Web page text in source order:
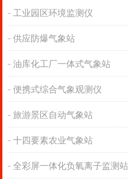
工业园区环境监测仪
供应防爆气象站
油库化工厂一体式气象站
便携式综合气象观测仪
旅游景区自动气象站
十四要素农业气象站
全彩屏一体化负氧离子监测站